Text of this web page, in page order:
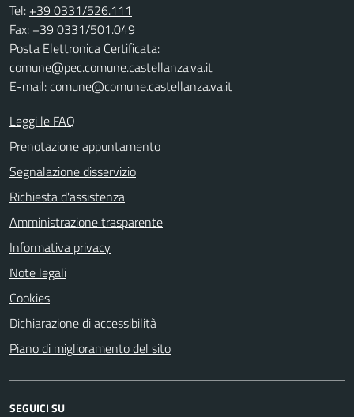
Tel: +39 0331/526.111
Fax: +39 0331/501.049
Posta Elettronica Certificata:
comune@pec.comune.castellanza.va.it
E-mail:comune@comune.castellanza.va.it
Leggi le FAQ
Prenotazione appuntamento
Segnalazione disservizio
Richiesta d'assistenza
Amministrazione trasparente
Informativa privacy
Note legali
Cookies
Dichiarazione di accessibilità
Piano di miglioramento del sito
SEGUICI SU